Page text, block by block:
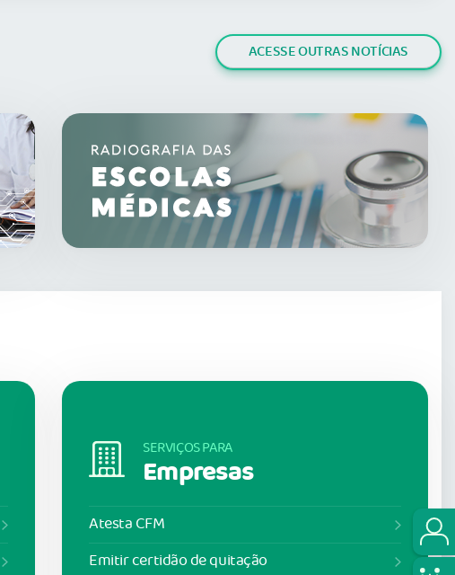
ACESSE OUTRAS NOTÍCIAS
SERVIÇOS PARA
Empresas
Atesta CFM
Emitir certidão de quitação